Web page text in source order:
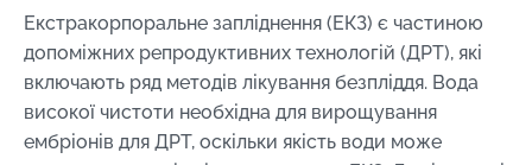
Екстракорпоральне запліднення (ЕКЗ) є частиною
допоміжних репродуктивних технологій (ДРТ), які
включають ряд методів лікування безпліддя. Вода
високої чистоти необхідна для вирощування
ембріонів для ДРТ, оскільки якість води може